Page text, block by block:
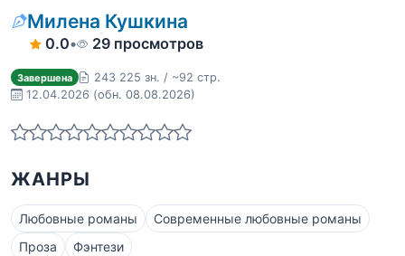
Милена Кушкина
0.0• 29 просмотров
Завершена
243 225 зн. / ~92 стр.
12.04.2026 (обн. 08.08.2026)
ЖАНРЫ
Любовные романы
Современные любовные романы
Проза
Фэнтези